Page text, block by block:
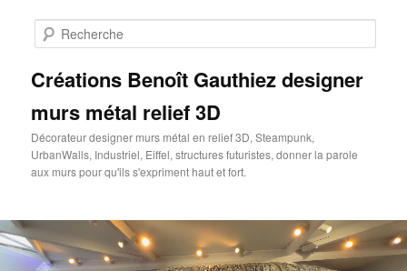
contenu
Créations Benoît Gauthiez designer
murs métal relief 3D
Décorateur designer murs métal en relief 3D, Steampunk,
UrbanWalls, Industriel, Eiffel, structures futuristes, donner la parole
aux murs pour qu'ils s'expriment haut et fort.